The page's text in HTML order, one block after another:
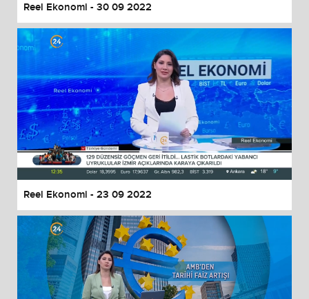
Reel Ekonomi - 30 09 2022
Reel Ekonomi - 23 09 2022